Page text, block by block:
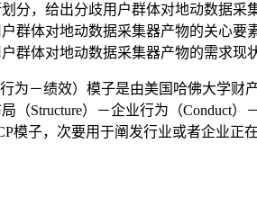
，给出分歧用户群体对地动数据采
群体对地动数据采集器产物的关心
群体对地动数据采集器产物的需求现
为－绩效）模子是由美国哈佛大学财
（Structure）－企业行为（Conduct
模子，次要用于阐发行业或者企业